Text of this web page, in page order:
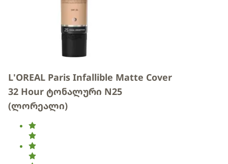
L'OREAL Paris Infallible Matte Cover
32 Hour ტონალური N25
(ლორეალი)